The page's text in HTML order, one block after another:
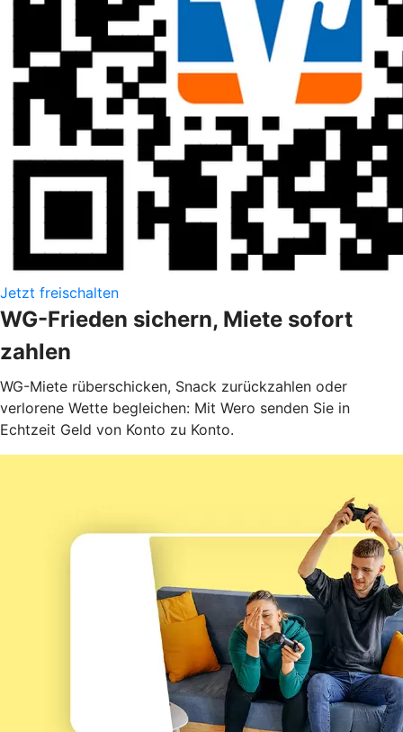
Jetzt freischalten
WG-Frieden sichern, Miete sofort
zahlen
WG-Miete rüberschicken, Snack zurückzahlen oder
verlorene Wette begleichen: Mit Wero senden Sie in
Echtzeit Geld von Konto zu Konto.